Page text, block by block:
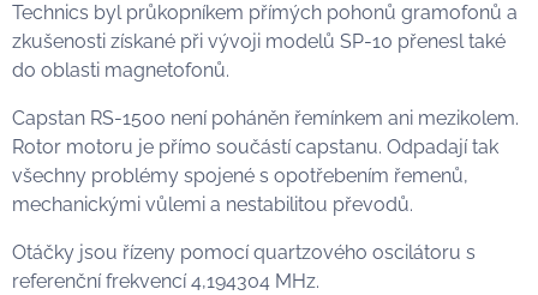
Technics byl průkopníkem přímých pohonů gramofonů a
zkušenosti získané při vývoji modelů SP-10 přenesl také
do oblasti magnetofonů.
Capstan RS-1500 není poháněn řemínkem ani mezikolem.
Rotor motoru je přímo součástí capstanu. Odpadají tak
všechny problémy spojené s opotřebením řemenů,
mechanickými vůlemi a nestabilitou převodů.
Otáčky jsou řízeny pomocí quartzového oscilátoru s
referenční frekvencí 4,194304 MHz.